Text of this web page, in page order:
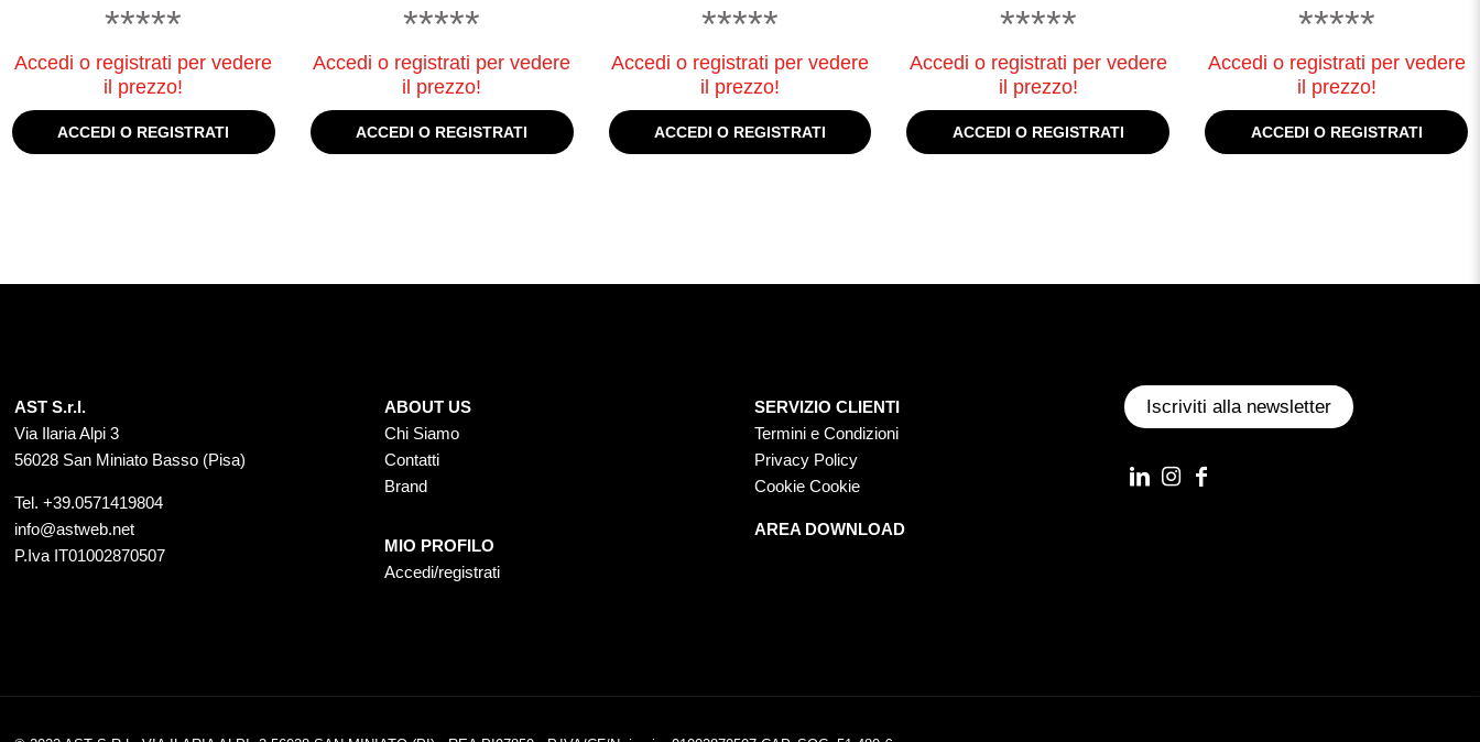
*****
Accedi o registrati per vedere
il prezzo!
ACCEDI O REGISTRATI
*****
Accedi o registrati per vedere
il prezzo!
ACCEDI O REGISTRATI
*****
Accedi o registrati per vedere
il prezzo!
ACCEDI O REGISTRATI
*****
Accedi o registrati per vedere
il prezzo!
ACCEDI O REGISTRATI
*****
Accedi o registrati per vedere
il prezzo!
ACCEDI O REGISTRATI
AST S.r.l.
Via Ilaria Alpi 3
56028 San Miniato Basso (Pisa)
Tel.+39.0571419804
info@astweb.net
P.Iva IT01002870507
ABOUT US
Chi Siamo
Contatti
Brand
MIO PROFILO
Accedi/registrati
SERVIZIO CLIENTI
Termini e Condizioni
Privacy Policy
Cookie Cookie
AREA DOWNLOAD
Iscriviti alla newsletter